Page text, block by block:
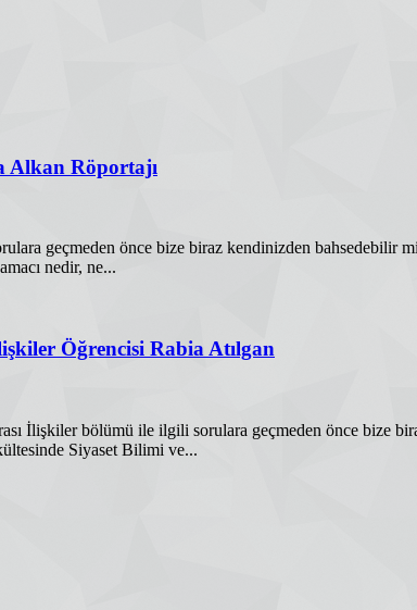
Alkan Röportajı
geçmeden önce bize biraz kendinizden
nedir, ne...
Öğrencisi Rabia Atılgan
İlişkiler bölümü ile ilgili sorulara geçmeden önce bize
Siyaset Bilimi ve...